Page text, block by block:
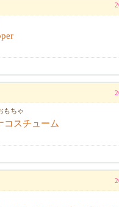
もちゃ
コスチューム